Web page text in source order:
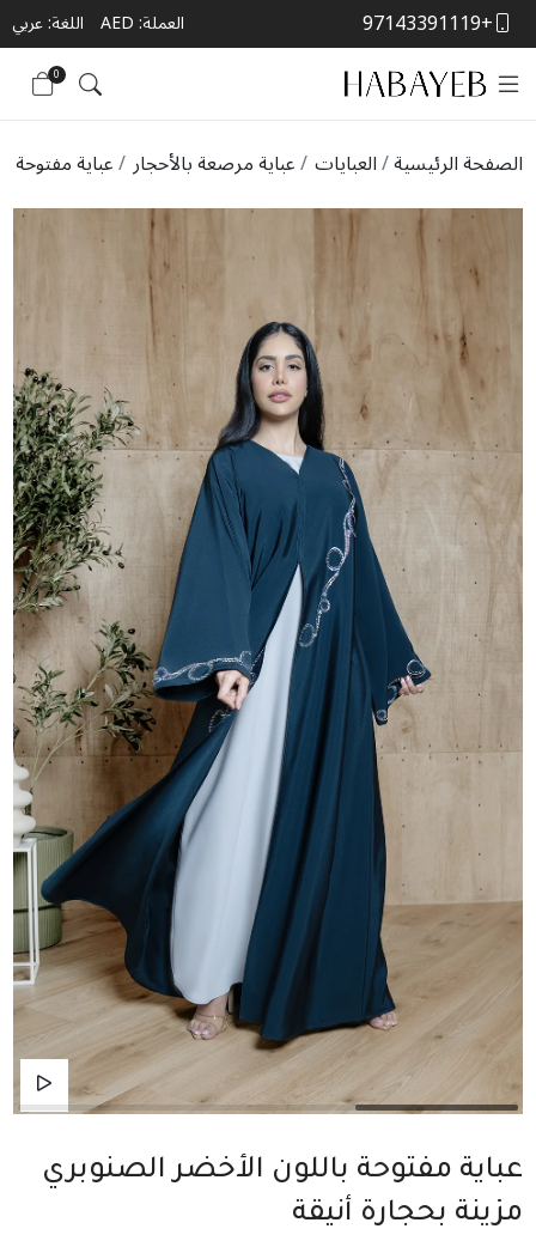
+97143391119 العملة:AED اللغة: عربي
0
الصفحة الرئيسية العبايات عباية مرصعة بالأحجار عباية مفتوحة
عباية مفتوحة باللون الأخضر الصنوبري
مزينة بحجارة أنيقة